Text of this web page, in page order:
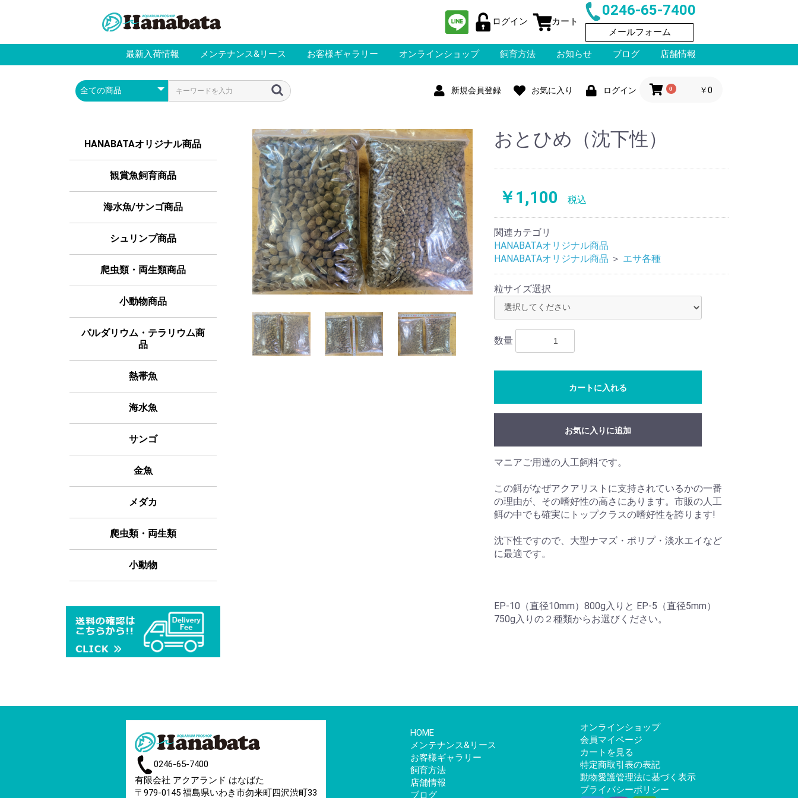
ログイン カート
0246-65-7400
メールフォーム
最新入荷情報 メンテナンス&リース お客様ギャラリー オンラインショップ 飼育方法 お知らせ ブログ 店舗情報
新規会員登録 お気に入り ログイン 0 ￥0
HANABATAオリジナル商品
観賞魚飼育商品
海水魚/サンゴ商品
シュリンプ商品
爬虫類・両生類商品
小動物商品
パルダリウム・テラリウム商
品
熱帯魚
海水魚
サンゴ
金魚
メダカ
爬虫類・両生類
小動物
おとひめ（沈下性）
￥1,100 税込
関連カテゴリ
HANABATAオリジナル商品
HANABATAオリジナル商品 ＞ エサ各種
粒サイズ選択
数量
カートに入れる
お気に入りに追加
マニアご用達の人工飼料です。
この餌がなぜアクアリストに支持されているかの一番
の理由が、その嗜好性の高さにあります。市販の人工
餌の中でも確実にトップクラスの嗜好性を誇ります!
沈下性ですので、大型ナマズ・ポリプ・淡水エイなど
に最適です。
EP-10（直径10mm）800g入りと EP-5（直径5mm）
750g入りの２種類からお選びください。
0246-65-7400
有限会社 アクアランド はなばた
〒979-0145 福島県いわき市勿来町四沢渋町33
HOME
メンテナンス&リース
お客様ギャラリー
飼育方法
店舗情報
ブログ
オンラインショップ
会員マイページ
カートを見る
特定商取引表の表記
動物愛護管理法に基づく表示
プライバシーポリシー